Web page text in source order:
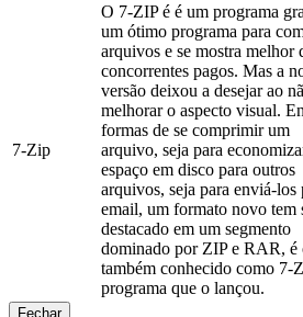
7-Zip
O 7-ZIP é é um programa
um ótimo programa para
arquivos e se mostra melhor
concorrentes pagos. Mas a
versão deixou a desejar ao
melhorar o aspecto visual.
formas de se comprimir um
arquivo, seja para
espaço em disco para outros
arquivos, seja para enviá-los
email, um formato novo tem
destacado em um segmento
dominado por ZIP e RAR, é
também conhecido como 7-
programa que o lançou.
Fechar